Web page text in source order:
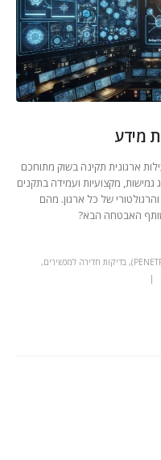
מידע
ארגונית תקינה בשוק מתוחכם
גמישות, מקצועיות ועמידה בתקנים
של כל ארגון. מהם
האבטחה הבא?
, בדיקות חדירה למכשירים,